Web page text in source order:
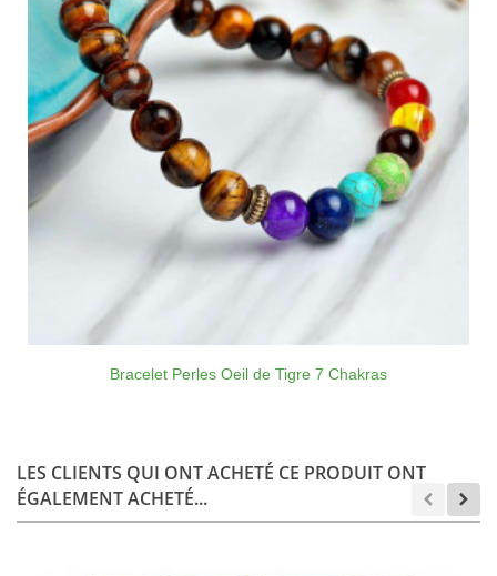
Bracelet Perles Oeil de Tigre 7 Chakras
LES CLIENTS QUI ONT ACHETÉ CE PRODUIT ONT
ÉGALEMENT ACHETÉ...